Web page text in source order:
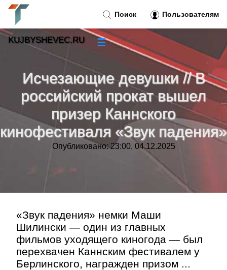
Исчезающие девушки // В
российский прокат вышел
призер Каннского
кинофестиваля «Звук падения»
Опубликовано: 23:00, 04.12.2025
«Звук падения» немки Маши
Шилински — один из главных
фильмов уходящего киногода — был
перехвачен Каннским фестивалем у
Берлинского, награжден призом ...
Поиск Пользователям
KUJBYSHEVEC.RU ☰
Новости
Тренды новостей»
»
»